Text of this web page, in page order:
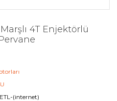
4T Enjektörlü
(internet)